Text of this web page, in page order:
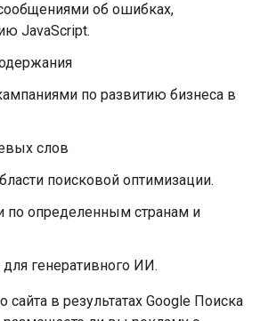
об ошибках,
JavaScript.
по развитию бизнеса в
слов
поисковой оптимизации.
по определенным странам и
генеративного ИИ.
в результатах Google Поиска